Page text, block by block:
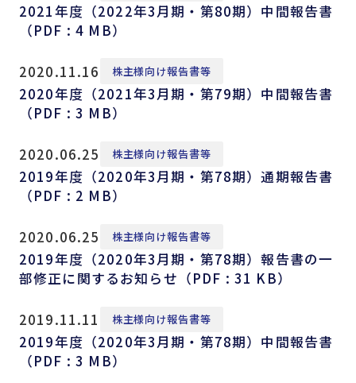
2021年度（2022年3月期・第80期）中間報告書
（PDF : 4 MB）
2020.11.16 株主様向け報告書等
2020年度（2021年3月期・第79期）中間報告書
（PDF : 3 MB）
2020.06.25 株主様向け報告書等
2019年度（2020年3月期・第78期）通期報告書
（PDF : 2 MB）
2020.06.25 株主様向け報告書等
2019年度（2020年3月期・第78期）報告書の一
部修正に関するお知らせ（PDF : 31 KB）
2019.11.11 株主様向け報告書等
2019年度（2020年3月期・第78期）中間報告書
（PDF : 3 MB）